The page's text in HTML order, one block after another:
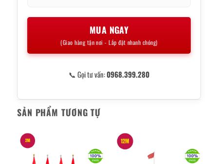
MUA NGAY
(Giao hàng tận nơi - Lắp đặt nhanh chóng)
📞 Gọi tư vấn:0968.399.280
SẢN PHẨM TƯƠNG TỰ